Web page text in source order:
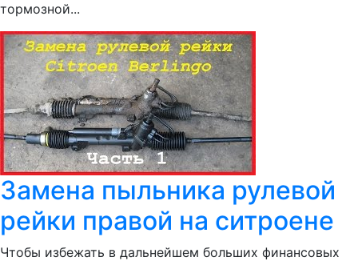
тормозной...
Замена пыльника рулевой
рейки правой на ситроене
Чтобы избежать в дальнейшем больших финансовых